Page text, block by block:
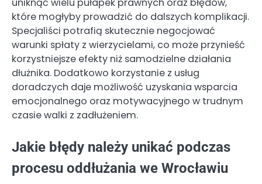
które mogłyby prowadzić do dalszych komplikacji.
Specjaliści potrafią skutecznie negocjować
warunki spłaty z wierzycielami, co może przynieść
korzystniejsze efekty niż samodzielne działania
dłużnika. Dodatkowo korzystanie z usług
doradczych daje możliwość uzyskania wsparcia
emocjonalnego oraz motywacyjnego w trudnym
czasie walki z zadłużeniem.
Jakie błędy należy unikać podczas
procesu oddłużania we Wrocławiu